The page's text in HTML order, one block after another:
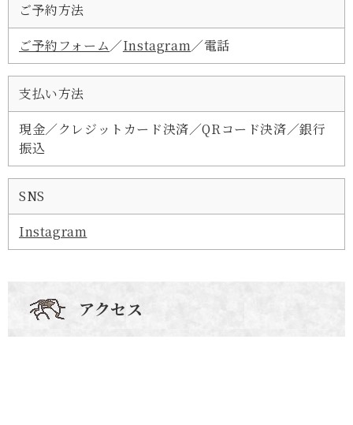
ご予約方法
ご予約フォーム／Instagram／電話
支払い方法
現金／クレジットカード決済／QRコード決済／銀行
振込
SNS
Instagram
アクセス